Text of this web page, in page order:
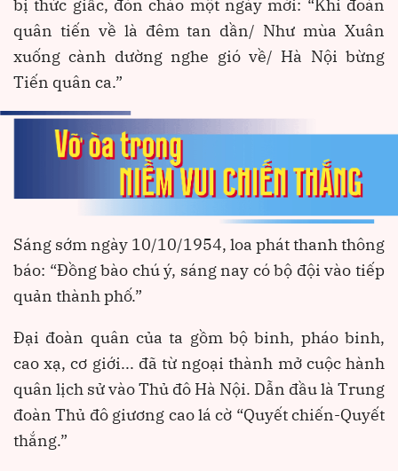
bị thức giấc, đón chào một ngày mới: “Khi đoàn
quân tiến về là đêm tan dần/ Như mùa Xuân
xuống cành dường nghe gió về/ Hà Nội bừng
Tiến quân ca.”
Sáng sớm ngày 10/10/1954, loa phát thanh thông
báo: “Đồng bào chú ý, sáng nay có bộ đội vào tiếp
quản thành phố.”
Đại đoàn quân của ta gồm bộ binh, pháo binh,
cao xạ, cơ giới... đã từ ngoại thành mở cuộc hành
quân lịch sử vào Thủ đô Hà Nội. Dẫn đầu là Trung
đoàn Thủ đô giương cao lá cờ “Quyết chiến-Quyết
thắng.”